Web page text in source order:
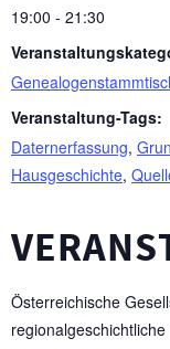
19:00 - 21:30
Veranstaltung-Tags:
Daternerfassung,
Hausgeschichte,
Österreichische